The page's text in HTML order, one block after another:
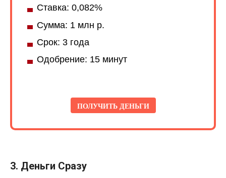
Ставка: 0,082%
Сумма: 1 млн р.
Срок: 3 года
Одобрение: 15 минут
ПОЛУЧИТЬ ДЕНЬГИ
3. Деньги Сразу